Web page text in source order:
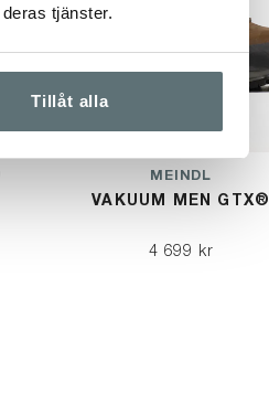
tjänster.
Tillåt alla
MEINDL
VAKUUM MEN GTX®
4 699 kr